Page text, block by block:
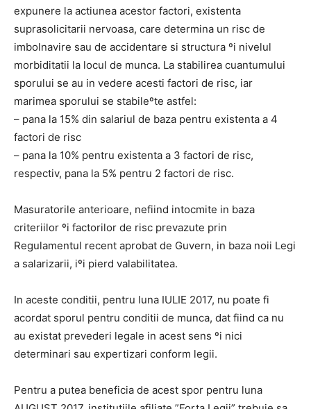
expunere la actiunea acestor factori, existenta
suprasolicitarii nervoasa, care determina un risc de
imbolnavire sau de accidentare si structura ºi nivelul
morbiditatii la locul de munca. La stabilirea cuantumului
sporului se au in vedere acesti factori de risc, iar
marimea sporului se stabileºte astfel:
– pana la 15% din salariul de baza pentru existenta a 4
factori de risc
– pana la 10% pentru existenta a 3 factori de risc,
respectiv, pana la 5% pentru 2 factori de risc.
Masuratorile anterioare, nefiind intocmite in baza
criteriilor ºi factorilor de risc prevazute prin
Regulamentul recent aprobat de Guvern, in baza noii Legi
a salarizarii, iºi pierd valabilitatea.
In aceste conditii, pentru luna IULIE 2017, nu poate fi
acordat sporul pentru conditii de munca, dat fiind ca nu
au existat prevederi legale in acest sens ºi nici
determinari sau expertizari conform legii.
Pentru a putea beneficia de acest spor pentru luna